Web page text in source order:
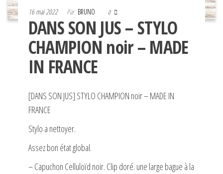
16 mai 2022 Par BRUNO 0
DANS SON JUS – STYLO
CHAMPION noir – MADE
IN FRANCE
[DANS SON JUS] STYLO CHAMPION noir – MADE IN
FRANCE
Stylo a nettoyer.
Assez bon état global.
– Capuchon Celluloïd noir. Clip doré. une large bague à la